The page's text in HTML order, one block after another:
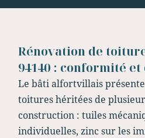
Rénovation de
94140 : conformité
Le bâti alfortvillais
toitures héritées de
construction : tuiles
individuelles, zinc sur les